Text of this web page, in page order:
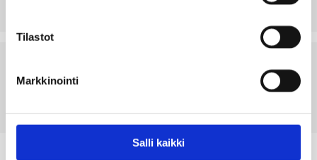
Tilastot
Markkinointi
Salli kaikki
KÄYTTÖAVUSTUSTEN JAKOPERUSTEET
LADDA NER VISA